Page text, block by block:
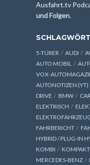
Ausfahrt.tv
und Folgen.
5-TÜRER AUDI
AUTO MOBIL
VOX-
AUTONOTIZEN (YT)
DRIVE
BMW
ELEKTRISCH
FAHRBERICHT
HYBRID / PLUG-IN
KOMBI
MERCEDES-BENZ